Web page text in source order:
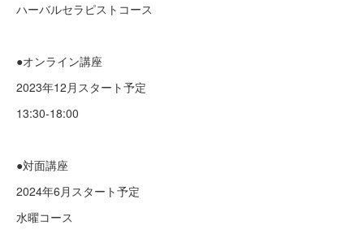
ハーバルセラピストコース
●オンライン講座
2023年12月スタート予定
13:30-18:00
●対面講座
2024年6月スタート予定
水曜コース